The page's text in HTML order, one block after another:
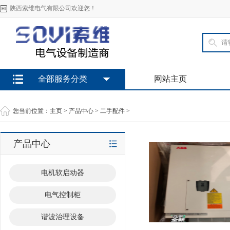
陕西索维电气有限公司欢迎您！
网站主页
全部服务分类
您当前位置： 主页 > 产品中心 > 二手配件 >
产品中心
电机软启动器
电气控制柜
谐波治理设备